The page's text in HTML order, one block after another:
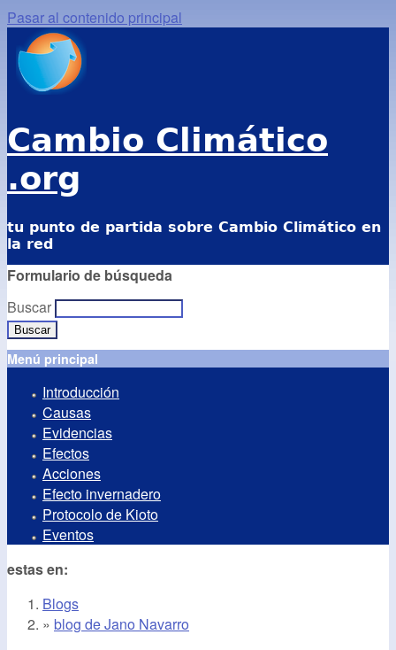
Pasar al contenido principal
Cambio Climático
.org
tu punto de partida sobre Cambio Climático en
la red
Formulario de búsqueda
Buscar
Menú principal
Introducción
Causas
Evidencias
Efectos
Acciones
Efecto invernadero
Protocolo de Kioto
Eventos
estas en:
Blogs
» blog de Jano Navarro